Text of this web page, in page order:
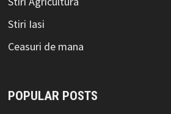
Stiri Iasi
Ceasuri de mana
POPULAR POSTS